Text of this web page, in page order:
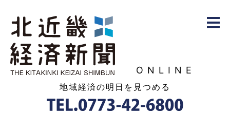
ONLINE
地域経済の明日を見つめる